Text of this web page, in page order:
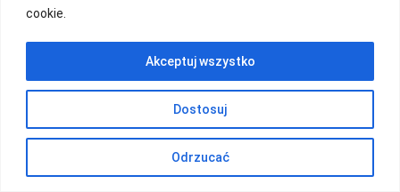
cookie.
Dostosuj
Odrzucać
Akceptuj wszystko